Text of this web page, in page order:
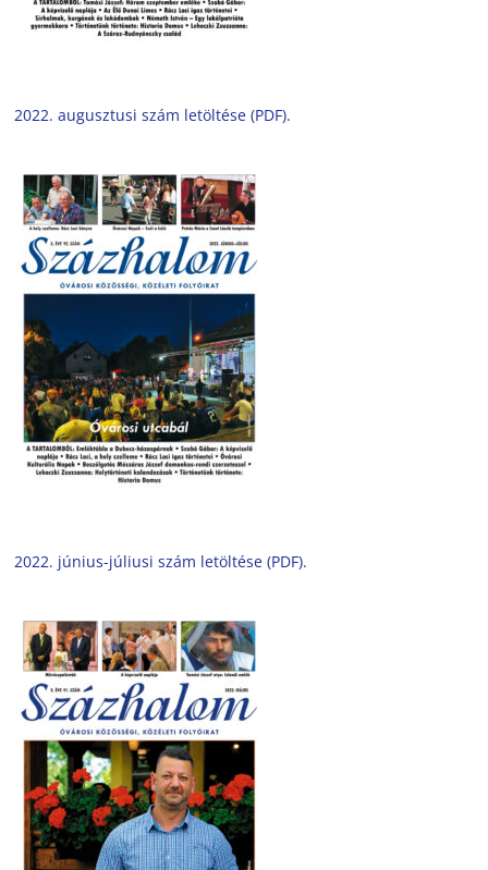
2022. augusztusi szám letöltése (PDF).
2022. június-júliusi szám letöltése (PDF).